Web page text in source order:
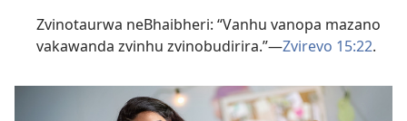
Zvinotaurwa neBhaibheri: “Vanhu vanopa mazano
vakawanda zvinhu zvinobudirira.”—Zvirevo 15:22.